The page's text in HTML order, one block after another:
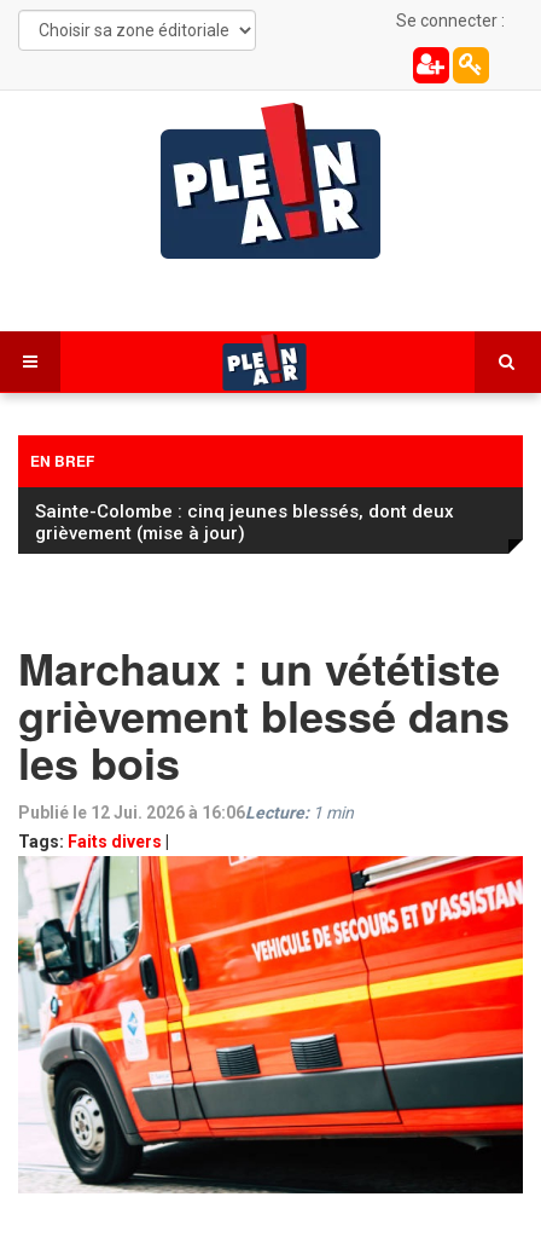
Se connecter :
EN BREF
Sainte-Colombe : cinq jeunes blessés, dont deux
grièvement (mise à jour)
Marchaux : un vététiste
grièvement blessé dans
les bois
Publié le 12 Jui. 2026 à 16:06
Tags: Faits divers
Lecture: 1 min